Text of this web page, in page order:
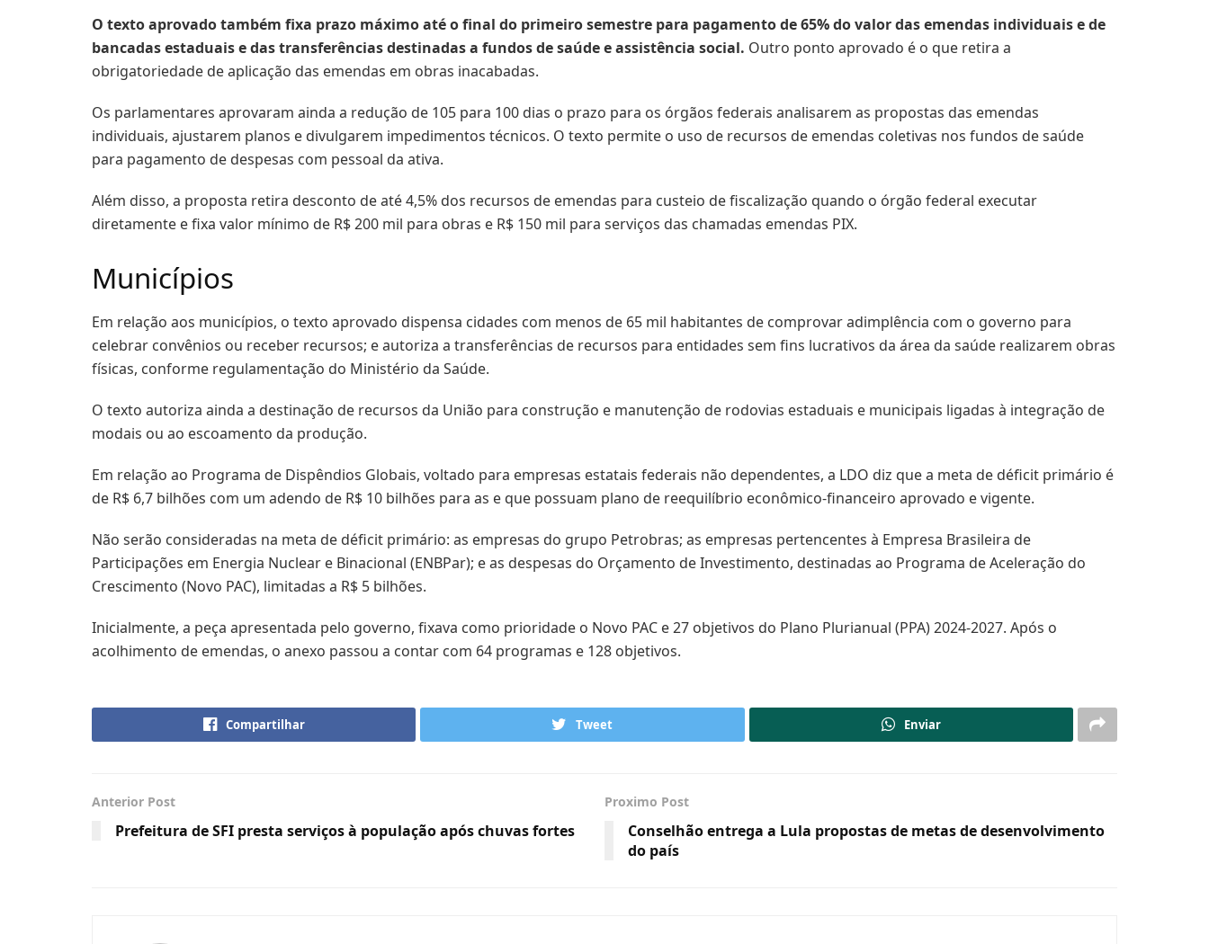
O texto aprovado também fixa prazo máximo até o final do primeiro semestre para pagamento de 65% do valor das emendas individuais e de
bancadas estaduais e das transferências destinadas a fundos de saúde e assistência social. Outro ponto aprovado é o que retira a
obrigatoriedade de aplicação das emendas em obras inacabadas.
Os parlamentares aprovaram ainda a redução de 105 para 100 dias o prazo para os órgãos federais analisarem as propostas das emendas
individuais, ajustarem planos e divulgarem impedimentos técnicos. O texto permite o uso de recursos de emendas coletivas nos fundos de saúde
para pagamento de despesas com pessoal da ativa.
Além disso, a proposta retira desconto de até 4,5% dos recursos de emendas para custeio de fiscalização quando o órgão federal executar
diretamente e fixa valor mínimo de R$ 200 mil para obras e R$ 150 mil para serviços das chamadas emendas PIX.
Municípios
Em relação aos municípios, o texto aprovado dispensa cidades com menos de 65 mil habitantes de comprovar adimplência com o governo para
celebrar convênios ou receber recursos; e autoriza a transferências de recursos para entidades sem fins lucrativos da área da saúde realizarem obras
físicas, conforme regulamentação do Ministério da Saúde.
O texto autoriza ainda a destinação de recursos da União para construção e manutenção de rodovias estaduais e municipais ligadas à integração de
modais ou ao escoamento da produção.
Em relação ao Programa de Dispêndios Globais, voltado para empresas estatais federais não dependentes, a LDO diz que a meta de déficit primário é
de R$ 6,7 bilhões com um adendo de R$ 10 bilhões para as e que possuam plano de reequilíbrio econômico-financeiro aprovado e vigente.
Não serão consideradas na meta de déficit primário: as empresas do grupo Petrobras; as empresas pertencentes à Empresa Brasileira de
Participações em Energia Nuclear e Binacional (ENBPar); e as despesas do Orçamento de Investimento, destinadas ao Programa de Aceleração do
Crescimento (Novo PAC), limitadas a R$ 5 bilhões.
Inicialmente, a peça apresentada pelo governo, fixava como prioridade o Novo PAC e 27 objetivos do Plano Plurianual (PPA) 2024-2027. Após o
acolhimento de emendas, o anexo passou a contar com 64 programas e 128 objetivos.
Compartilhar Tweet Enviar
Anterior Post
Prefeitura de SFI presta serviços à população após chuvas fortes
Proximo Post
Conselhão entrega a Lula propostas de metas de desenvolvimento
do país